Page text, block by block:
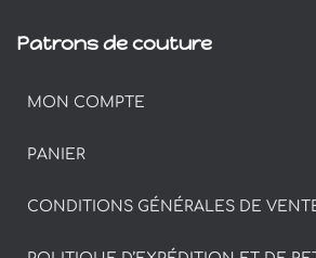
Patrons de couture
MON COMPTE
PANIER
CONDITIONS GÉNÉRALES DE